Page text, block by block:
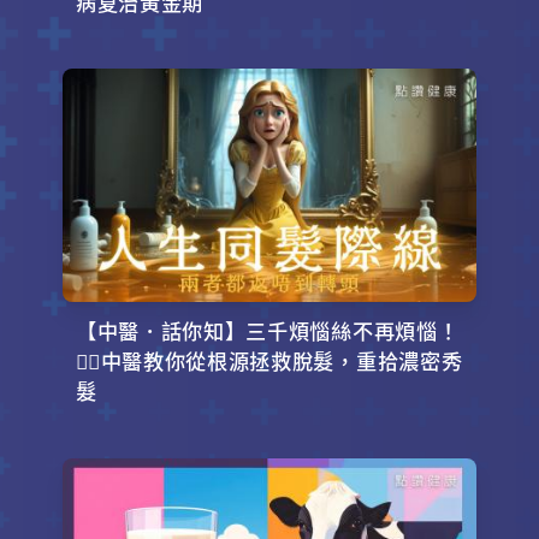
【中醫．話你知】三千煩惱絲不再煩惱！
💇‍♂️中醫教你從根源拯救脫髮，重拾濃密秀
髮